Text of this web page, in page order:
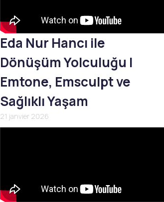
Eda Nur Hancı ile
Dönüşüm Yolculuğu |
Emtone, Emsculpt ve
Sağlıklı Yaşam
21 janvier 2026